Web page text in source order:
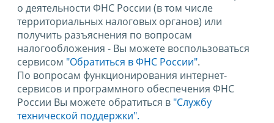
о деятельности ФНС России (в том числе
территориальных налоговых органов) или
получить разъяснения по вопросам
налогообложения - Вы можете воспользоваться
сервисом "Обратиться в ФНС России".
По вопросам функционирования интернет-
сервисов и программного обеспечения ФНС
России Вы можете обратиться в "Службу
технической поддержки".